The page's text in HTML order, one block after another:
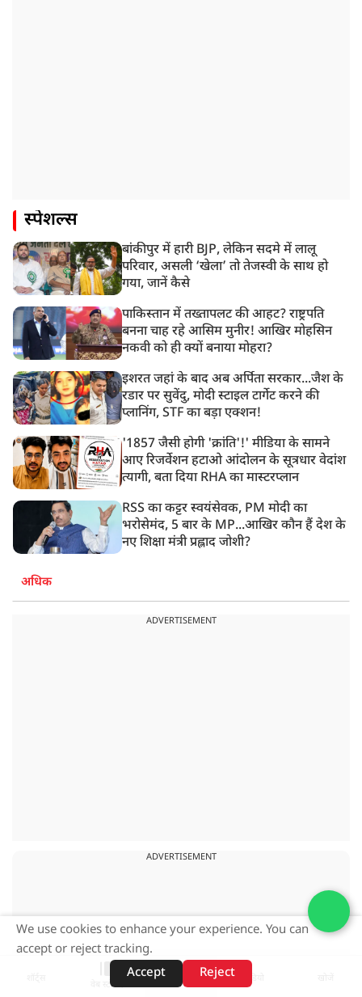
स्पेशल्स
बांकीपुर में हारी BJP, लेकिन सदमे में लालू
परिवार, असली ‘खेला’ तो तेजस्वी के साथ हो
गया, जानें कैसे
पाकिस्तान में तख्तापलट की आहट? राष्ट्रपति
बनना चाह रहे आसिम मुनीर! आखिर मोहसिन
नकवी को ही क्यों बनाया मोहरा?
इशरत जहां के बाद अब अर्पिता सरकार...जैश के
रडार पर सुवेंदु, मोदी स्टाइल टार्गेट करने की
प्लानिंग, STF का बड़ा एक्शन!
'1857 जैसी होगी 'क्रांति'!' मीडिया के सामने
आए रिजर्वेशन हटाओ आंदोलन के सूत्रधार वेदांश
त्यागी, बता दिया RHA का मास्टरप्लान
RSS का कट्टर स्वयंसेवक, PM मोदी का
भरोसेमंद, 5 बार के MP...आखिर कौन हैं देश के
नए शिक्षा मंत्री प्रह्लाद जोशी?
अधिक
ADVERTISEMENT
ADVERTISEMENT
वेब स्टोरीज़
We use cookies to enhance your experience. You can
accept or reject tracking.
Accept
Reject